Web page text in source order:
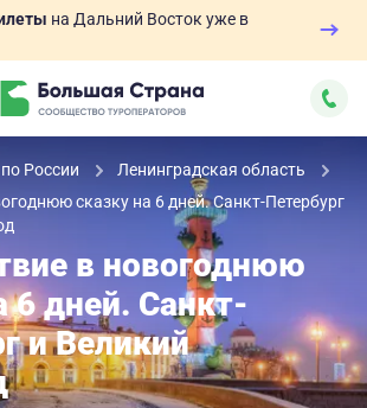
на Дальний Восток уже в
России
Ленинградская область
сказку на 6 дней. Санкт-Петербург
в новогоднюю
6 дней. Санкт-
и Великий